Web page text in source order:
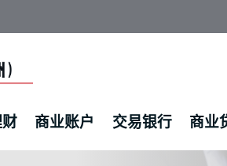
商业账户 交易银行 商业